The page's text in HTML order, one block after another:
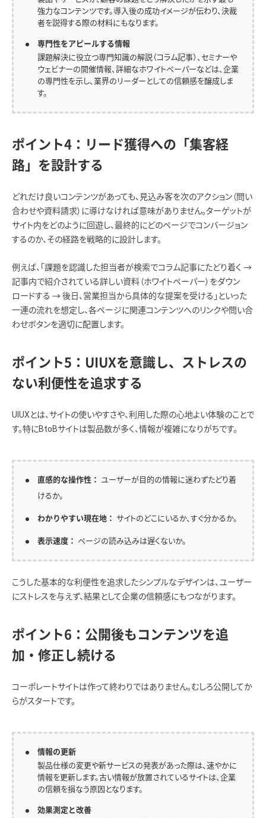
強力なコンテンツです。導入後の成功イメージが伝わり、決裁
者を説得する際の材料にもなります。
専門性をアピールする情報
課題解決に役立つ専門知識の解説（コラム記事）、セミナーや
ウェビナーの開催情報、詳細なホワイトペーパーなどは、企業
の専門性を示し、業界のリーダーとしての信頼感を醸成しま
す。
ポイント4：リード獲得への「集客経
路」を設計する
どれだけ良いコンテンツがあっても、見込み客を次のアクション（問い
合わせや資料請求）に導けなければ意味がありません。ターゲットが
サイト内をどのように回遊し、最終的にどのページでコンバージョン
するのか、その経路を戦略的に設計します。
例えば、「課題を認識した担当者が検索でコラム記事にたどり着く →
記事内で紹介されている詳しい資料（ホワイトペーパー）をダウン
ロードする → 後日、営業担当から具体的な提案を受ける」といった
一連の流れを想定し、各ページに関連コンテンツへのリンクや問い合
わせボタンを適切に配置します。
ポイント5：UIUXを意識し、ストレスの
ない利便性を追求する
UIUXとは、サイトの使いやすさや、利用した際の心地よい体験のことで
す。特にBtoBサイトは製品数が多く、情報が複雑になりがちです。
直感的な操作性：
ユーザーが目的の情報に迷わずたどり着
けるか。
わかりやすい現在地： サイトのどこにいるか、すぐ分かるか。
表示速度： ページの読み込みは遅くないか。
こうした基本的な利便性を追求したシンプルなデザインは、ユーザー
にストレスを与えず、結果として企業の信頼感にもつながります。
ポイント6：公開後もコンテンツを追
加・修正し続ける
コーポレートサイトは作って終わりではありません。むしろ公開してか
らがスタートです。
情報の更新
製品仕様の変更や新サービスの発表があった際は、速やかに
情報を更新します。古い情報が放置されているサイトは、企業
の信頼を損なう原因となります。
効果測定と改善